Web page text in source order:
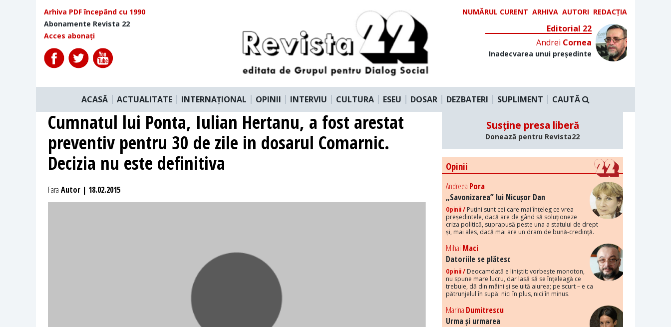
Arhiva PDF începând cu 1990
Abonamente Revista 22
Acces abonați
NUMĂRUL CURENT ARHIVA AUTORI REDACȚIA
Editorial 22
Andrei Cornea
Inadecvarea unui președinte
ACASĂ ACTUALITATE INTERNAȚIONAL OPINII INTERVIU CULTURA ESEU DOSAR DEZBATERI SUPLIMENT CAUTĂ
Cumnatul lui Ponta, Iulian Hertanu, a fost arestat
preventiv pentru 30 de zile in dosarul Comarnic.
Decizia nu este definitiva
Fara Autor | 18.02.2015
Susține presa liberă
Donează pentru Revista22
Opinii
Andreea Pora
„Savonizarea” lui Nicușor Dan
Opinii / Puțini sunt cei care mai înțeleg ce vrea
președintele, dacă are de gând să soluționeze
criza politică, suprapusă peste una a statului de drept
și, mai ales, dacă mai are un dram de bună-credință.
Mihai Maci
Datoriile se plătesc
Opinii / Deocamdată e liniștit: vorbește monoton,
nu spune mare lucru, dar lasă să se înțeleagă ce
trebuie, dă din mâini și se uită aiurea; pe scurt – e ca
pătrunjelul în supă: nici în plus, nici în minus.
Marina Dumitrescu
Urma și urmarea